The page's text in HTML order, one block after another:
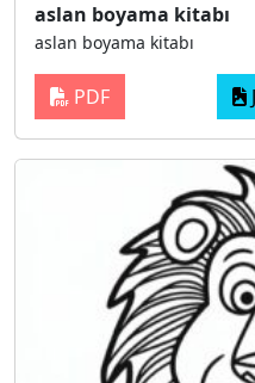
aslan boyama kitabı
aslan boyama kitabı
PDF